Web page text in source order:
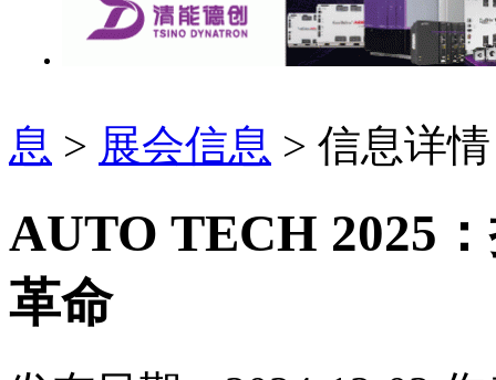
息 > 展会信息 > 信息详情
AUTO TECH 2025
革命